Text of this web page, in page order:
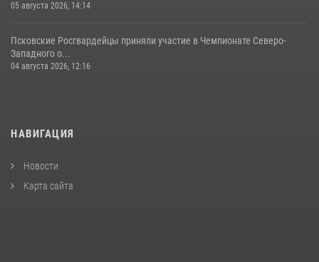
05 августа 2026, 14:14
Псковские Росгвардейцы приняли участие в Чемпионате Северо-
Западного о...
04 августа 2026, 12:16
НАВИГАЦИЯ
Новости
Карта сайта